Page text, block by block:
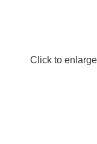
Click to enlarge